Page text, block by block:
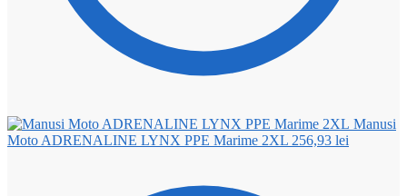
Manusi
Moto ADRENALINE LYNX PPE Marime 2XL 256,93 lei